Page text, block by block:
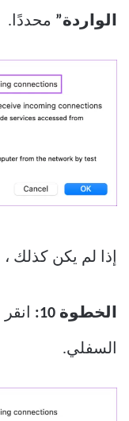
الواردة” محددًا.
إذا لم يكن كذلك ،
الخطوة 10:
السفلي.